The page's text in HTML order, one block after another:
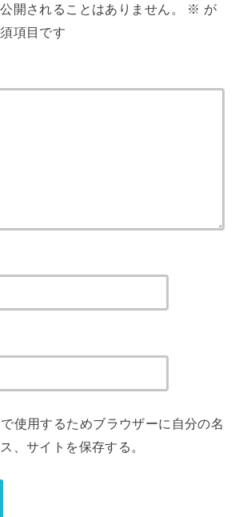
開されることはありません。 ※ が
項目です
使用するためブラウザーに自分の名
、サイトを保存する。